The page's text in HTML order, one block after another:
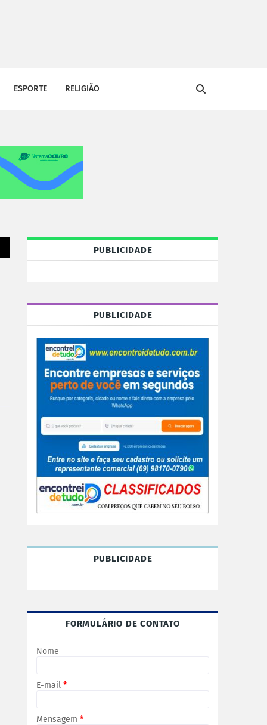
ESPORTE RELIGIÃO
PUBLICIDADE
PUBLICIDADE
PUBLICIDADE
FORMULÁRIO DE CONTATO
Nome
E-mail *
Mensagem *